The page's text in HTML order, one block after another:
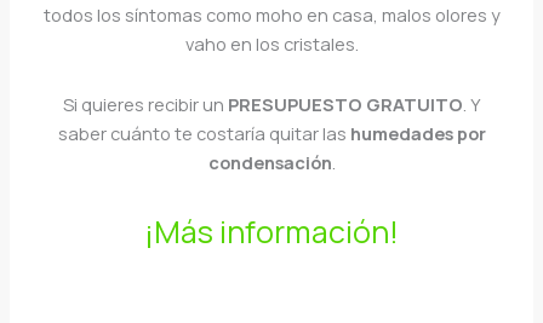
todos los síntomas como moho en casa, malos olores y
vaho en los cristales.
Si quieres recibir un PRESUPUESTO GRATUITO . Y
saber cuánto te costaría quitar las humedades por
condensación
¡Más información!